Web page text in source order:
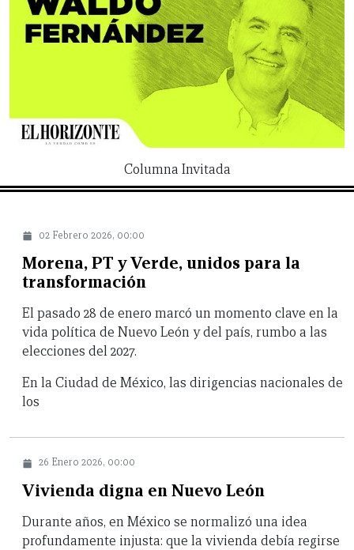
VIDA
Columna Invitada
02 Febrero 2026, 00:00
Morena, PT y Verde, unidos para la
transformación
El pasado 28 de enero marcó un momento clave en la
vida política de Nuevo León y del país, rumbo a las
elecciones del 2027.
En la Ciudad de México, las dirigencias nacionales de
los
26 Enero 2026, 00:00
Vivienda digna en Nuevo León
Durante años, en México se normalizó una idea
profundamente injusta: que la vivienda debía regirse